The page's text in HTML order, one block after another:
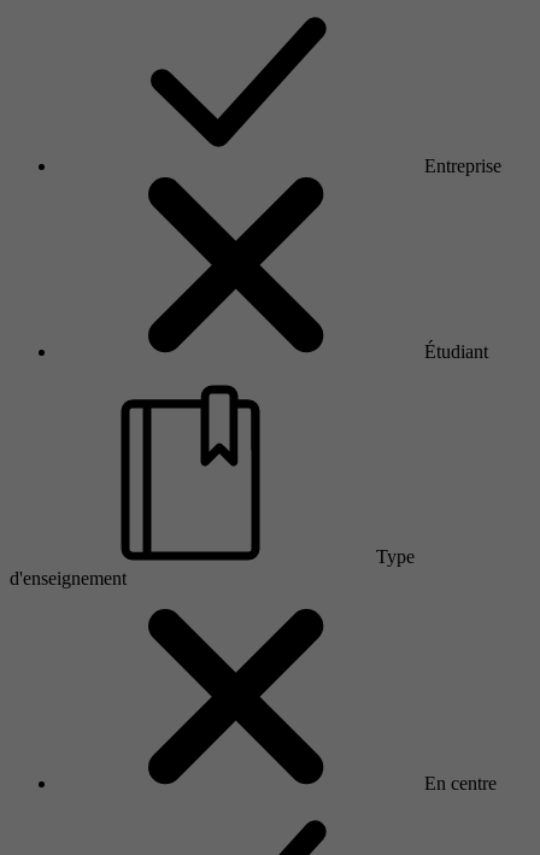
Entreprise
Étudiant
Type
d'enseignement
En centre